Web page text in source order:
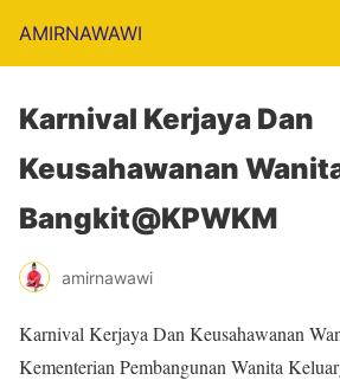
AMIRNAWAWI
Karnival Kerjaya Dan
Keusahawanan
Bangkit@KPWKM
amirnawawi
Karnival Kerjaya Dan Keusahawanan
Kementerian Pembangunan Wanita